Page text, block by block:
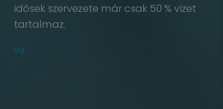
idősek szervezete már csak 50 % vizet
tartalmaz.
víz